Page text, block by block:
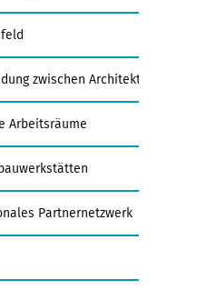
zwischen Architektur und
Arbeitsräume
Partnernetzwerk